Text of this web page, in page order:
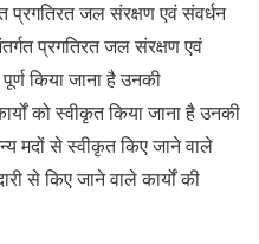
जल संरक्षण एवं संवर्धन
प्रगतिरत जल संरक्षण एवं
किया जाना है उनकी
को स्वीकृत किया जाना है उनकी
मदों से स्वीकृत किए जाने वाले
से किए जाने वाले कार्यों की